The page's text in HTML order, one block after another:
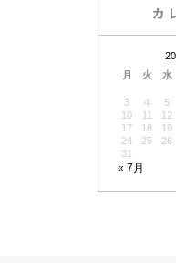
月
火 水
« 7月
3
4 5
10
11 12
17
18 19
24
25 26
31